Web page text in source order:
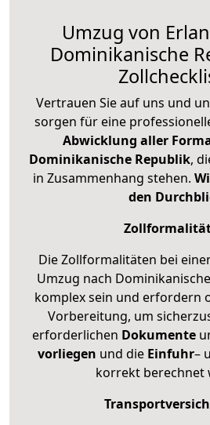
Umzug von
Dominikanische
Vertrauen Sie auf uns und
sorgen für eine
Abwicklung aller
Dominikanische Republik,
in Zusammenhang stehen.
den
Die Zollformalitäten bei
Umzug nach
komplex sein und erfordern
Vorbereitung, um
erforderlichen Dokumente
vorliegen und die Einfuhr–
korrekt berechnet